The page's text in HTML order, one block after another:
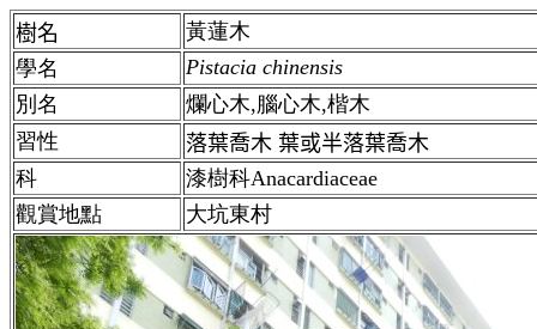
樹名
黃蓮木
學名
Pistacia chinensis
別名
爛心木,腦心木,楷木
習性
落葉喬木 葉或半落葉喬木
科
漆樹科Anacardiaceae
觀賞地點
大坑東村